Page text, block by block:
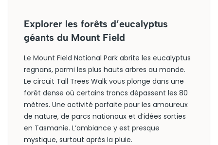
Explorer les forêts d’eucalyptus
géants du Mount Field
Le Mount Field National Park abrite les eucalyptus
regnans, parmi les plus hauts arbres au monde.
Le circuit Tall Trees Walk vous plonge dans une
forêt dense où certains troncs dépassent les 80
mètres. Une activité parfaite pour les amoureux
de nature, de parcs nationaux et d’idées sorties
en Tasmanie. L’ambiance y est presque
mystique, surtout après la pluie.